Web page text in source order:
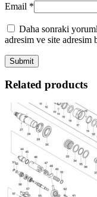
Email *
Daha sonraki
adresim ve site adresim
Related products